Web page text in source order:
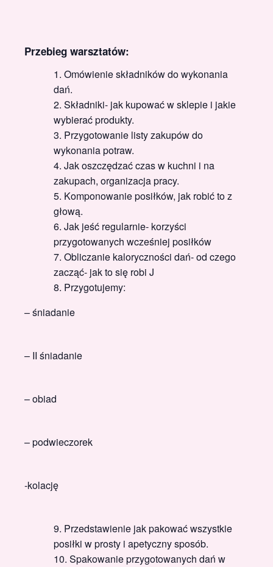
Przebieg warsztatów:
Omówienie składników do wykonania
dań.
Składniki- jak kupować w sklepie i jakie
wybierać produkty.
Przygotowanie listy zakupów do
wykonania potraw.
Jak oszczędzać czas w kuchni i na
zakupach, organizacja pracy.
Komponowanie posiłków, jak robić to z
głową.
Jak jeść regularnie- korzyści
przygotowanych wcześniej posiłków
Obliczanie kaloryczności dań- od czego
zacząć- jak to się robi J
Przygotujemy:
– śniadanie
– II śniadanie
– obiad
– podwieczorek
-kolację
Przedstawienie jak pakować wszystkie
posiłki w prosty i apetyczny sposób.
Spakowanie przygotowanych dań w